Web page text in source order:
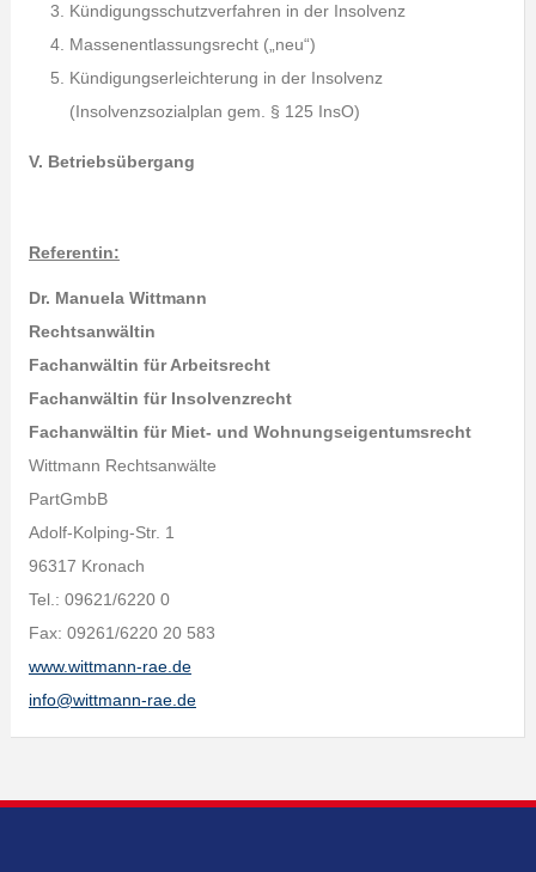
Kündigungsschutzverfahren in der Insolvenz
Massenentlassungsrecht („neu“)
Kündigungserleichterung in der Insolvenz
(Insolvenzsozialplan gem. § 125 InsO)
V. Betriebsübergang
Referentin:
Dr. Manuela Wittmann
Rechtsanwältin
Fachanwältin für Arbeitsrecht
Fachanwältin für Insolvenzrecht
Fachanwältin für Miet- und Wohnungseigentumsrecht
Wittmann Rechtsanwälte
PartGmbB
Adolf-Kolping-Str. 1
96317 Kronach
Tel.: 09621/6220 0
Fax: 09261/6220 20 583
www.wittmann-rae.de
info@wittmann-rae.de